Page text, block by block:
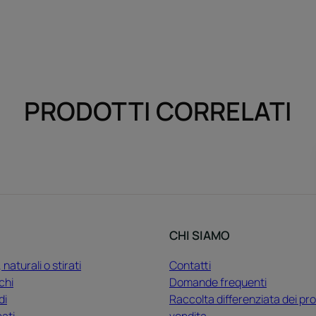
PRODOTTI CORRELATI
naturali o stirati
CHI SIAMO
Contatti
Domande frequenti
Raccolta differenziata dei